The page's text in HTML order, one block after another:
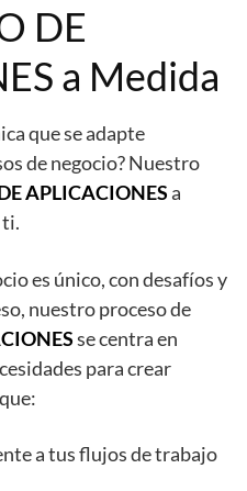
DE
a Medida
que se adapte
de negocio? Nuestro
APLICACIONESa
ti.
es único, con desafíos y
nuestro proceso de
se centra en
para crear
a tus flujos de trabajo